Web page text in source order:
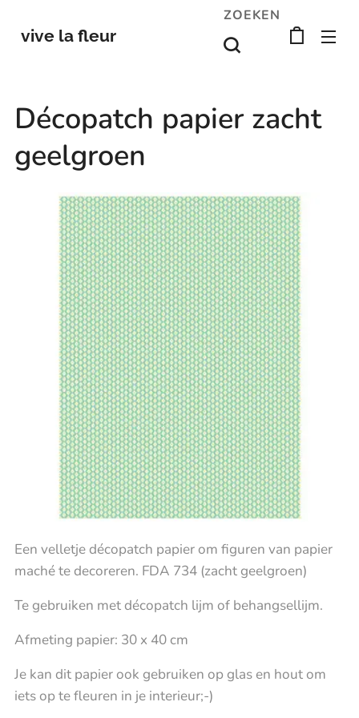
vive la fleur
ZOEKEN
Décopatch papier zacht
geelgroen
Een velletje décopatch papier om figuren van papier
maché te decoreren. FDA 734 (zacht geelgroen)
Te gebruiken met décopatch lijm of behangsellijm.
Afmeting papier: 30 x 40 cm
Je kan dit papier ook gebruiken op glas en hout om
iets op te fleuren in je interieur;-)